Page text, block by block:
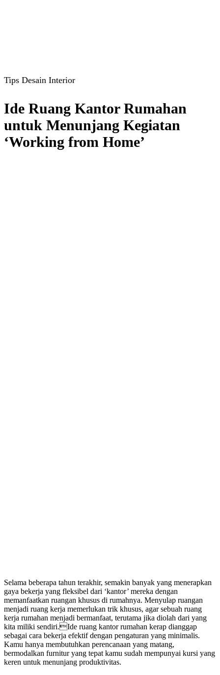
Tips Desain Interior
Ide Ruang Kantor Rumahan
untuk Menunjang Kegiatan
‘Working from Home’
Selama beberapa tahun terakhir, semakin banyak yang menerapkan
gaya bekerja yang fleksibel dari ‘kantor’ mereka dengan
memanfaatkan ruangan khusus di rumahnya. Menyulap ruangan
menjadi ruang kerja memerlukan trik khusus, agar sebuah ruang
kerja rumahan menjadi bermanfaat, terutama jika diolah dari yang
kita miliki sendiri.Ide ruang kantor rumahan kerap dianggap
sebagai cara bekerja efektif dengan pengaturan yang minimalis.
Kamu hanya membutuhkan perencanaan yang matang,
bermodalkan furnitur yang tepat kamu sudah mempunyai kursi yang
keren untuk menunjang produktivitas.